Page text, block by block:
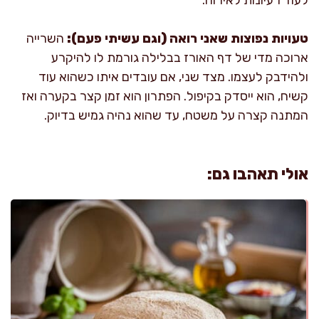
טעויות נפוצות שאני רואה (וגם עשיתי פעם): השרייה
ארוכה מדי של דף האורז בבלילה גורמת לו להיקרע
ולהידבק לעצמו. מצד שני, אם עובדים איתו כשהוא עוד
קשיח, הוא ייסדק בקיפול. הפתרון הוא זמן קצר בקערה ואז
המתנה קצרה על משטח, עד שהוא נהיה גמיש בדיוק.
אולי תאהבו גם: